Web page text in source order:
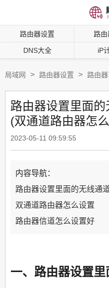
路由器设置 路
DNS大全 iP
局域网 > 路由器设置 > 路由
路由器设置里面
(双通道路由器怎
2023-05-11 09:59:55
内容导航：
路由器设置里面的无线通
双通道路由器怎么设置
路由器信道怎么设置好
一、路由器设置